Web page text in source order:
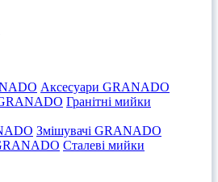
Аксесуари GRANADO
Гранітні мийки
Змішувачі GRANADO
Сталеві мийки